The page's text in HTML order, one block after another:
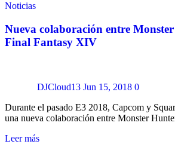
Noticias
Nueva colaboración entre
Final Fantasy XIV
DJCloud13 Jun 15, 2018 0
Durante el pasado E3 2018, Capcom y
una nueva colaboración entre Monster
Leer más